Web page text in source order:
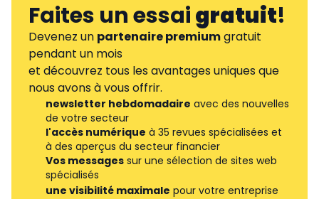
Faites un essaigratuit!
Devenez un partenaire premiumgratuit
pendant un mois
et découvrez tous les avantages uniques que
nous avons à vous offrir.
newsletter hebdomadaire avec des nouvelles
de votre secteur
l'accès numérique à 35 revues spécialisées et
à des aperçus du secteur financier
Vos messages sur une sélection de sites web
spécialisés
une visibilité maximale pour votre entreprise